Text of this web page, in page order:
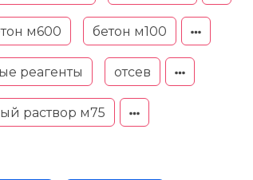
м600 бетон м100
реагенты отсев
раствор м75